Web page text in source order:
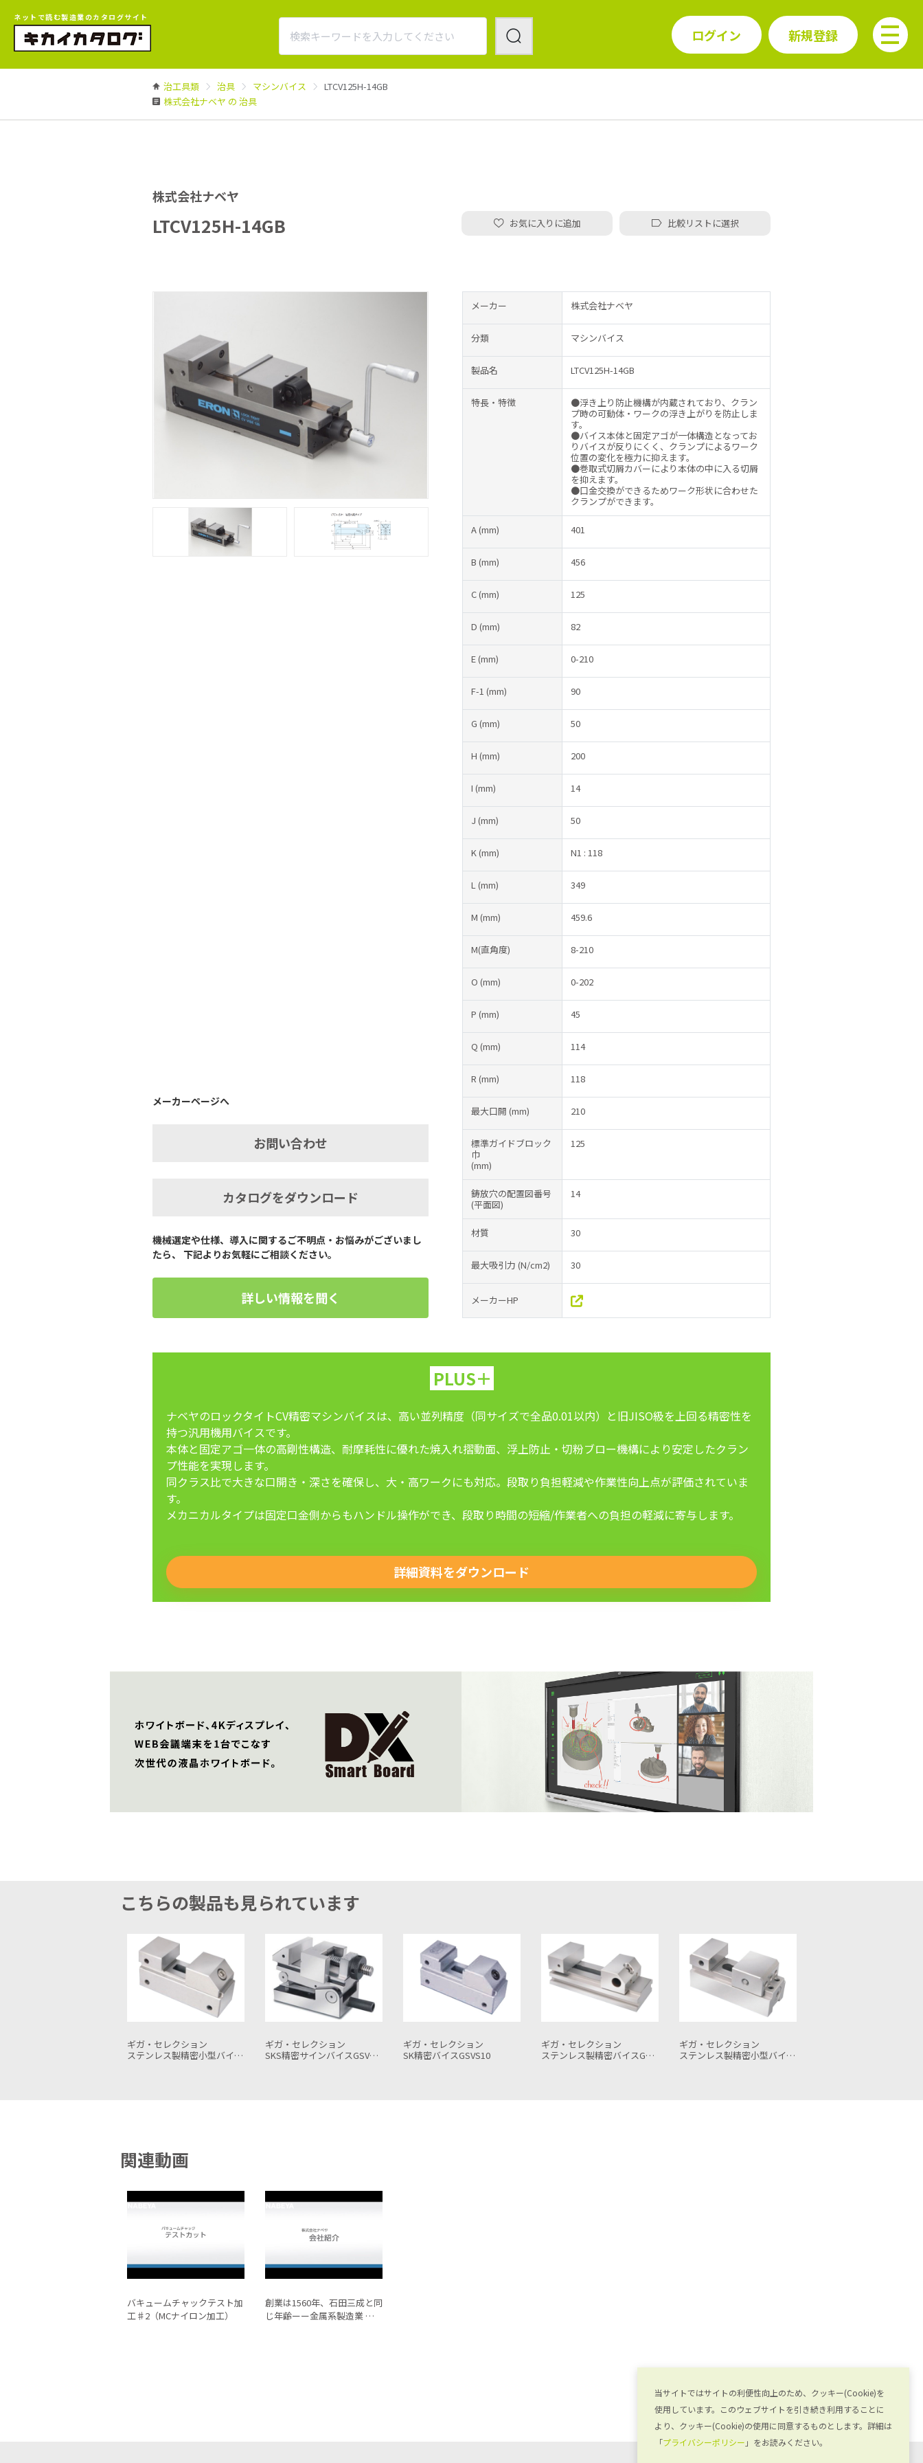
ネットで読む製造業のカタログサイト
ログイン 新規登録
治工具類 治具 マシンバイス
LTCV125H-14GB
株式会社ナベヤ の 治具
株式会社ナベヤ
LTCV125H-14GB お気に入りに追加 比較リストに選択
メーカーページへ
お問い合わせ
カタログをダウンロード
機械選定や仕様、導入に関するご不明点・お悩みがございまし
たら、 下記よりお気軽にご相談ください。
詳しい情報を聞く
メーカー 株式会社ナベヤ
分類 マシンバイス
製品名 LTCV125H-14GB
特長・特徴
●浮き上り防止機構が内蔵されており、クラン
プ時の可動体・ワークの浮き上がりを防止しま
す。
●バイス本体と固定アゴが一体構造となってお
りバイスが反りにくく、クランプによるワーク
位置の変化を極力に抑えます。
●巻取式切屑カバーにより本体の中に入る切屑
を抑えます。
●口金交換ができるためワーク形状に合わせた
クランプができます。
A(mm) 401
B (mm) 456
C(mm) 125
D (mm) 82
E(mm) 0-210
F-1 (mm) 90
G (mm) 50
H (mm) 200
I (mm) 14
J (mm) 50
K (mm) N1 : 118
L (mm) 349
M (mm) 459.6
M(直角度) 8-210
O (mm) 0-202
P (mm) 45
Q (mm) 114
R (mm) 118
最大口開 (mm) 210
標準ガイドブロック
巾
(mm)
125
鋳放穴の配置図番号
(平面図)
14
材質 30
最大吸引力 (N/cm2) 30
メーカーHP
PLUS＋
ナベヤのロックタイトCV精密マシンバイスは、高い並列精度（同サイズで全品0.01以内）と旧JISO級を上回る精密性を
持つ汎用機用バイスです。
本体と固定アゴ一体の高剛性構造、耐摩耗性に優れた焼入れ摺動面、浮上防止・切粉ブロー機構により安定したクラン
プ性能を実現します。
同クラス比で大きな口開き・深さを確保し、大・高ワークにも対応。段取り負担軽減や作業性向上点が評価されていま
す。
メカニカルタイプは固定口金側からもハンドル操作ができ、段取り時間の短縮/作業者への負担の軽減に寄与します。
詳細資料をダウンロード
こちらの製品も見られています
ギガ・セレクション
SKS精密サインバイスGSVC100
ギガ・セレクション
SK精密バイスGSVS10
ギガ・セレクション
ステンレス製精密バイスGSVL30
ギガ・セレクション
ステンレス製精密小型バイスGSVJ10
ギガ・セレクション
アングルクランプバイス GSQKY2.5
関連動画
バキュームチャックテスト加
工♯2（MCナイロン加工）
創業は1560年、石田三成と同
じ年齢ーー金属系製造業 最
当サイトではサイトの利便性向上のため、クッキー(Cookie)を
使用しています。このウェブサイトを引き続き利用することに
より、クッキー(Cookie)の使用に同意するものとします。詳細は
「プライバシーポリシー 」をお読みください。